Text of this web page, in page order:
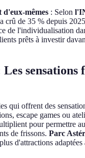
mêmes : Selon
crû de 35 % depuis
de l'individualisation
prêts à investir
sensations
qui offrent des
escape games ou
pour permettre
de frissons. Parc
d'attractions